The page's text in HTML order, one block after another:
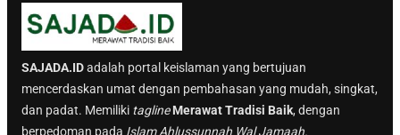
SAJADA.IDadalah portal keislaman yang bertujuan
mencerdaskan umat dengan pembahasan yang mudah, singkat,
dan padat. Memiliki tagline Merawat Tradisi Baik, dengan
berpedoman pada Islam Ahlussunnah Wal Jamaah.